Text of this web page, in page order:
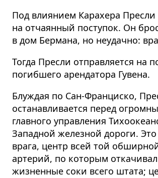
Под влиянием Карахера Пресли
на отчаянный поступок. Он
в дом Бермана, но неудачно:
Тогда Пресли отправляется на
погибшего арендатора Гувена.
Блуждая по Сан-Франциско,
останавливается перед
главного управления
Западной железной дороги.
врага, центр всей той
артерий, по которым
жизненные соки всего штата;